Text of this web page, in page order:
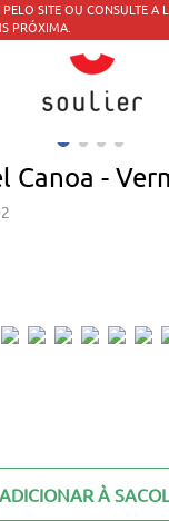
SITE OU CONSULTE A
PRÓXIMA.
Canoa -
ADICIONAR À